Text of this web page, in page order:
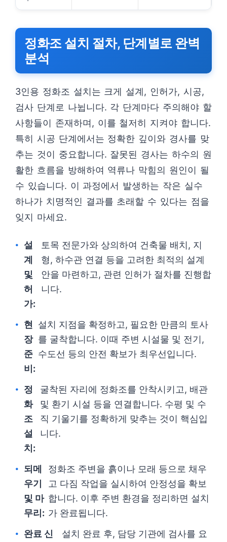
정화조 설치 절차, 단계별로 완벽
분석
3인용 정화조 설치는 크게 설계, 인허가, 시공,
검사 단계로 나뉩니다. 각 단계마다 주의해야 할
사항들이 존재하며, 이를 철저히 지켜야 합니다.
특히 시공 단계에서는 정확한 깊이와 경사를 맞
추는 것이 중요합니다. 잘못된 경사는 하수의 원
활한 흐름을 방해하여 역류나 막힘의 원인이 될
수 있습니다. 이 과정에서 발생하는 작은 실수
하나가 치명적인 결과를 초래할 수 있다는 점을
잊지 마세요.
설
계
및
허
가:
토목 전문가와 상의하여 건축물 배치, 지
형, 하수관 연결 등을 고려한 최적의 설계
안을 마련하고, 관련 인허가 절차를 진행합
니다.
현
장
준
비:
설치 지점을 확정하고, 필요한 만큼의 토사
를 굴착합니다. 이때 주변 시설물 및 전기,
수도선 등의 안전 확보가 최우선입니다.
정
화
조
설
치:
굴착된 자리에 정화조를 안착시키고, 배관
및 환기 시설 등을 연결합니다. 수평 및 수
직 기울기를 정확하게 맞추는 것이 핵심입
니다.
되메
우기
및 마
무리:
정화조 주변을 흙이나 모래 등으로 채우
고 다짐 작업을 실시하여 안정성을 확보
합니다. 이후 주변 환경을 정리하면 설치
가 완료됩니다.
완료 신
설치 완료 후, 담당 기관에 검사를 요